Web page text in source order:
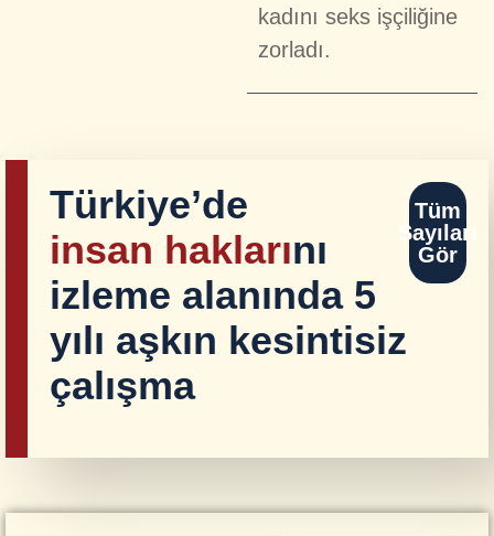
kadını seks işçiliğine
zorladı.
Türkiye’de
insan haklarını
izleme alanında 5
yılı aşkın kesintisiz
çalışma
Tüm
Sayıları
Gör